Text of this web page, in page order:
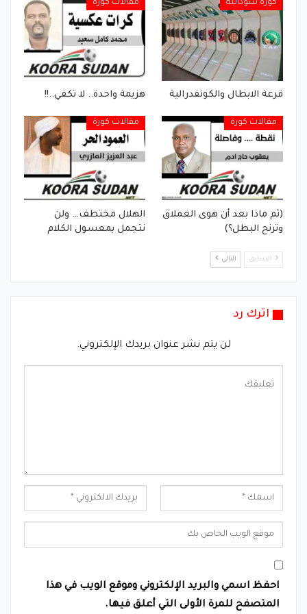
كورة سودانية
قرعة الابطال والكونفدرالية
مقالات كورة
هزيمة واحدة.. لا تكفي..!!
مقالات كورة
(ثم ماذا بعد أن هوى العملاق
وترنح البطل؟)
مقالات كورة
الهلال مختطف… ولن
نتجمل بمعسول الكلام
السابق التالي
اترك رد
لن يتم نشر عنوان بريدك الإلكتروني.
احفظ اسمي والبريد الإلكتروني وموقع الويب في هذا
المتصفح للمرة الأولى التي أعلق فيها.